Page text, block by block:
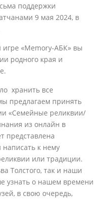
поддержки
9 мая 2024, в
игре «Memory-АБК» вы
родного края и
хранить все
предлагаем принять
«Семейные реликвии/
из онлайн в
представлена
написать к нему
или традиции.
Толстого, так и наши
узнать о нашем времени
в свою очередь,